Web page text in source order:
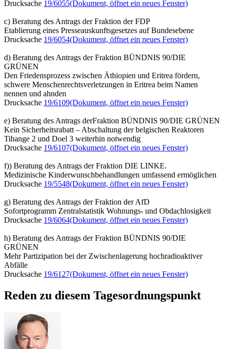
Drucksache 19/6055(Dokument, öffnet ein neues Fenster)
c) Beratung des Antrags der Fraktion der FDP
Etablierung eines Presseauskunftsgesetzes auf Bundesebene
Drucksache 19/6054(Dokument, öffnet ein neues Fenster)
d) Beratung des Antrags der Fraktion BÜNDNIS 90/DIE
GRÜNEN
Den Friedensprozess zwischen Äthiopien und Eritrea fördern,
schwere Menschenrechtsverletzungen in Eritrea beim Namen
nennen und ahnden
Drucksache 19/6109(Dokument, öffnet ein neues Fenster)
e) Beratung des Antrags derFraktion BÜNDNIS 90/DIE GRÜNEN
Kein Sicherheitsrabatt – Abschaltung der belgischen Reaktoren
Tihange 2 und Doel 3 weiterhin notwendig
Drucksache 19/6107(Dokument, öffnet ein neues Fenster)
f)) Beratung des Antrags der Fraktion DIE LINKE.
Medizinische Kinderwunschbehandlungen umfassend ermöglichen
Drucksache 19/5548(Dokument, öffnet ein neues Fenster)
g) Beratung des Antrags der Fraktion der AfD
Sofortprogramm Zentralstatistik Wohnungs- und Obdachlosigkeit
Drucksache 19/6064(Dokument, öffnet ein neues Fenster)
h) Beratung des Antrags der Fraktion BÜNDNIS 90/DIE
GRÜNEN
Mehr Partizipation bei der Zwischenlagerung hochradioaktiver
Abfälle
Drucksache 19/6127(Dokument, öffnet ein neues Fenster)
Reden zu diesem Tagesordnungspunkt